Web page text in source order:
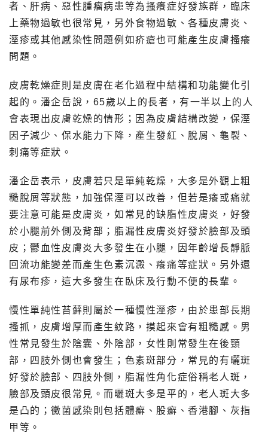
者、肝病、惡性腫瘤病患等為搔癢症好發族群，臨床
上藥物過敏也很常見，另外食物過敏、各種皮膚炎、
溼疹或其他感染性問題例如疥瘡也可能產生皮膚搔癢
問題。
皮膚乾燥症則是皮膚在老化過程中結構和功能變化引
起的。潘企岳說，65歲以上的長者，有一半以上的人
會表現出皮膚乾燥的情形；因為皮膚結構改變，保溼
因子減少、保水能力下降，產生發紅、脫屑、龜裂、
刺痛等症狀。
潘企岳表示，皮膚若只是單純乾燥，大多是外觀上粗
糙脫屑等狀態，加強保溼可以改善，但若是癢或痛就
要注意可能是皮膚炎，如常見的缺脂性皮膚炎，好發
於小腿前外側及背部；脂漏性皮膚炎好發於臉部及頭
皮；鬱血性皮膚炎大多發生在小腿，因年齡增長靜脈
回流功能變差而產生色素沉澱、癢痛等症狀。另外還
有尿布疹，這大多發生在臥床及行動不便的長輩。
慢性單純性苔蘚則屬於一種慢性溼疹，由於患部長期
搔抓，皮膚增厚而產生紋路，摸起來會有粗糙感。男
性常見發生於陰囊、外陰部，女性則常發生在後頸
部，四肢外側也會發生；色素斑部分，常見的有曬斑
好發於臉部、四肢外側，脂漏性角化症俗稱老人斑，
臉部及頭皮很常見。而曬斑大多是平的，老人斑大多
是凸的；黴菌感染則包括體癬、股癬、香港腳、灰指
甲等。